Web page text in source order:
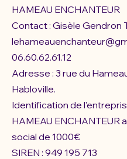
HAMEAU ENCHANTEUR
Contact : Gisèle Gendron
06.60.62.61.12
Adresse : 3 rue du
Habloville.
Identification de
HAMEAU ENCHANTEUR
social de 1000€
SIREN : 949 195 713